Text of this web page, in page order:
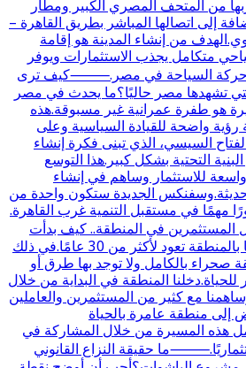
من المتحف المصري الكبير ومطار
إلى اتصالها المباشر بطريق القاهرة –
من إنشاء المدينة هو إقامة
متكامل يجذب الاستثمارات ويوفر
السياحة في مصر.⸻كيف ترى
تشهدها مصر حاليًا؟ما يحدث في مصر
هو طفرة عمرانية غير مسبوقة.هذه
رؤية واضحة للقيادة السياسية وعلى
السيسي، الذي تبنى فكرة إنشاء
التحتية بشكل كبير.هذا التوسع
واسعة للاستثمار وساهم في إنشاء
الجديدة ستكون واحدة من
مهمًا في مستقبل التنمية غرب القاهرة.
في المنطقة.. كيف بدأت
علاقتكم بها؟علاقتنا بالمنطقة تعود لأكثر من 30 عامًا.في ذلك
صحراء بالكامل ولا توجد بها طرق أو
المنطقة في البداية من خلال
مع كثير من المستثمرين والعاملين
إلى منطقة عامرة بالحياة
هذه المسيرة من خلال المشاركة في
حقيقة النزاع القانوني